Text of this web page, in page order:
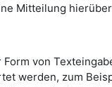
Mitteilung
von
werden, zum